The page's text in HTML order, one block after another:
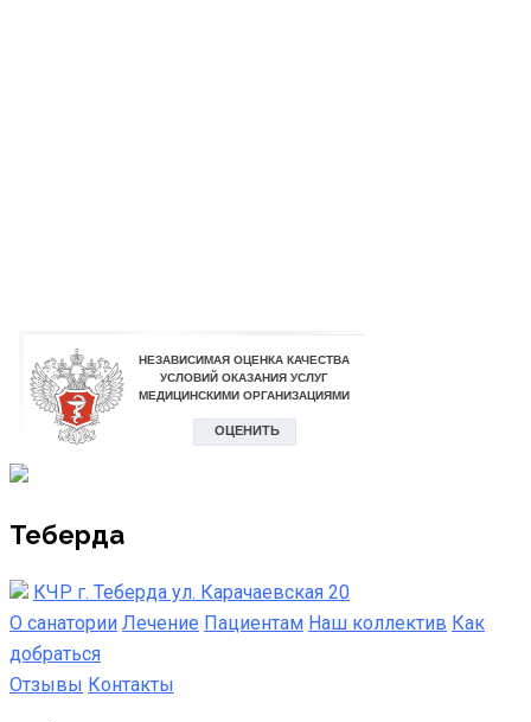
Теберда
КЧР г. Теберда ул. Карачаевская 20
О санатории Лечение Пациентам Наш коллектив Как
добраться
Отзывы Контакты